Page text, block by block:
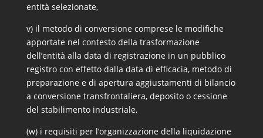
entità selezionate,
v) il metodo di conversione comprese le modifiche
apportate nel contesto della trasformazione
dell’entità alla data di registrazione in un pubblico
registro con effetto dalla data di efficacia, metodo di
preparazione e di apertura aggiustamenti di bilancio
a conversione transfrontaliera, deposito o cessione
del stabilimento industriale,
(w) i requisiti per l’organizzazione della liquidazione